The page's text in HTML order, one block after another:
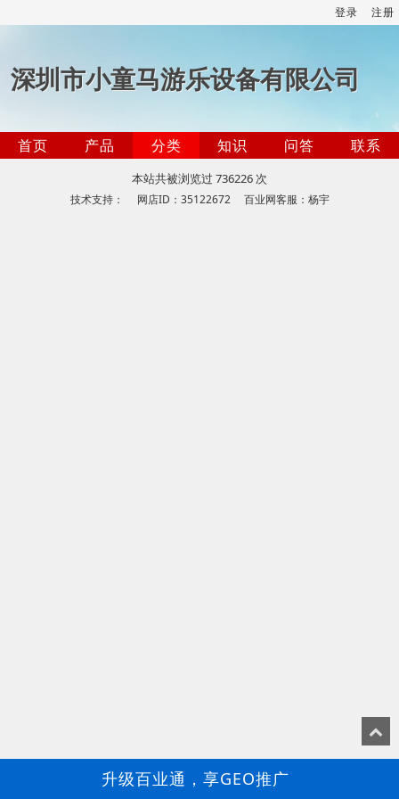
登录 注册
深圳市小童马游乐设备有限公司
首页 产品 分类 知识 问答 联系
本站共被浏览过 736226 次
技术支持： 网店ID：35122672 百业网客服：杨宇
升级百业通，享GEO推广